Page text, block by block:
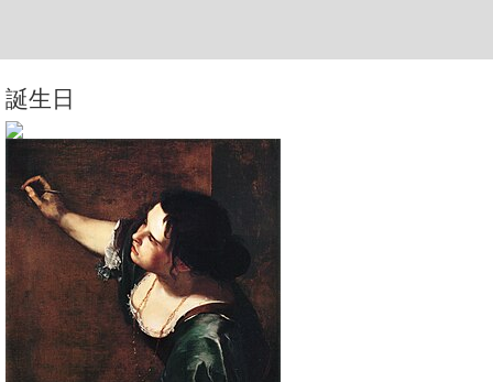
誕生日